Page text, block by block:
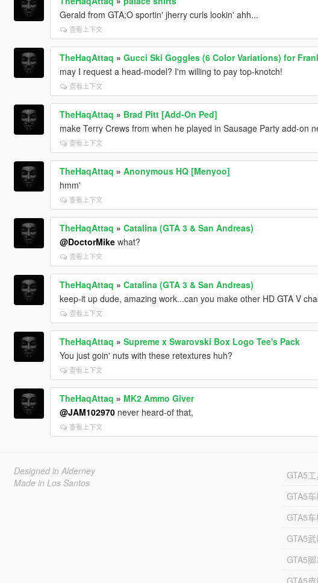
Gerald from GTA;O sportin' jherry curls lookin' ahh...
查看上下文
TheHaqAttaq » Gucci Ski Goggles (6 Color Variations) for
may I request a head-model? I'm willing to pay top-knotch!
查看上下文
TheHaqAttaq » Brad Pitt [Add-On Ped]
make Terry Crews from when he played in Sausage Party add-on
查看上下文
TheHaqAttaq » Anonymous HQ [Menyoo]
hmm'
查看上下文
TheHaqAttaq » Catalina (GTA 3 & San Andreas)
@DoctorMikewhat?
查看上下文
TheHaqAttaq » Catalina (GTA 3 & San Andreas)
keep-it up dude, amazing work...can you make other HD GTA V
查看上下文
TheHaqAttaq » Supreme x Swarovski Box Logo Tee's Pack
You just goin' nuts with these retextures huh?
查看上下文
TheHaqAttaq » MK2 Ammo Giver
@JAM102970never heard-of that,
查看上下文
Designed in Alderney
Made in Los Santos
GTA5工
GTA5车
GTA5
GTA5
GTA5脚
GTA5